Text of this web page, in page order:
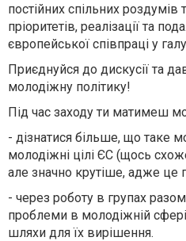
постійних спільних роздумів
пріоритетів, реалізації та
європейської співпраці у
Приєднуйся до дискусії та
молодіжну політику!
Під час заходу ти матимеш
- дізнатися більше, що таке
молодіжні цілі ЄС (щось
але значно крутіше, адже це
- через роботу в групах
проблеми в молодіжній
шляхи для їх вирішення.